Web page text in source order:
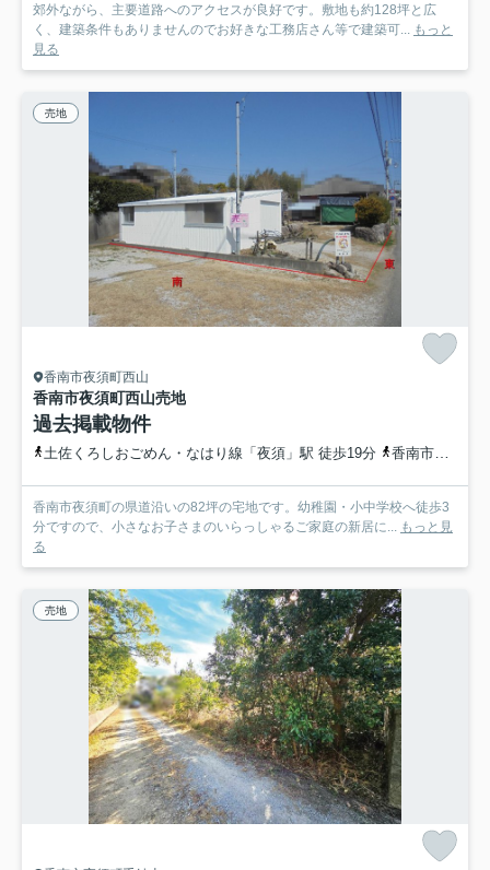
郊外ながら、主要道路へのアクセスが良好です。敷地も約128坪と広
く、建築条件もありませんのでお好きな工務店さん等で建築可...
もっと
見る
売地
香南市夜須町西山
香南市夜須町西山売地
過去掲載物件
土佐くろしおごめん・なはり線「夜須」駅 徒歩19分 香南市営「夜須学校前」バス停下車 徒歩1分
香南市夜須町の県道沿いの82坪の宅地です。幼稚園・小中学校へ徒歩3
分ですので、小さなお子さまのいらっしゃるご家庭の新居に...
もっと見
る
売地